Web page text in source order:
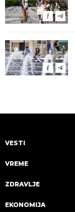
VESTI
VREME
ZDRAVLJE
EKONOMIJA